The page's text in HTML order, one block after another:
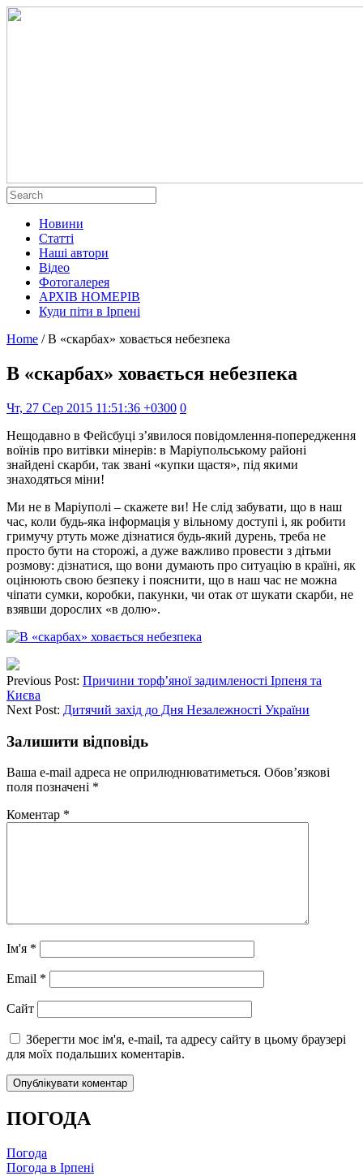
Новини
Статті
Наші автори
Відео
Фотогалерея
АРХІВ НОМЕРІВ
Куди піти в Ірпені
Home / В «скарбах» ховається небезпека
В «скарбах» ховається небезпека
Чт, 27 Сер 2015 11:51:36 +0300 0
Нещодавно в Фейсбуці з’явилося повідомлення-попередження
воїнів про витівки мінерів: в Маріупольському районі
знайдені скарби, так звані «купки щастя», під якими
знаходяться міни!
Ми не в Маріуполі – скажете ви! Не слід забувати, що в наш
час, коли будь-яка інформація у вільному доступі і, як робити
гримучу ртуть може дізнатися будь-який дурень, треба не
просто бути на сторожі, а дуже важливо провести з дітьми
розмову: дізнатися, що вони думають про ситуацію в країні, як
оцінюють свою безпеку і пояснити, що в наш час не можна
чіпати сумки, коробки, пакунки, чи отак от шукати скарби, не
взявши дорослих «в долю».
Previous Post: Причини торф’яної задимленості Ірпеня та
Києва
Next Post: Дитячий захід до Дня Незалежності України
Залишити відповідь
Ваша e-mail адреса не оприлюднюватиметься. Обов’язкові
поля позначені *
Коментар *
Ім'я *
Email *
Сайт
Зберегти моє ім'я, e-mail, та адресу сайту в цьому браузері
для моїх подальших коментарів.
ПОГОДА
Погода
Погода в Ірпені